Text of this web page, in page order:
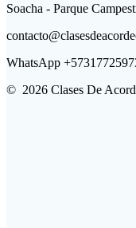
Soacha - Parque
WhatsApp
© 2026 Clases De